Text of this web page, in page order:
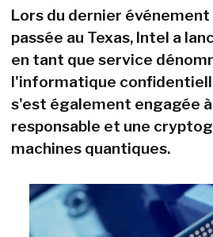
Lors du dernier
passée au Texas, Intel a
en tant que service
l'informatique
s'est également engagée
responsable et une
machines quantiques.